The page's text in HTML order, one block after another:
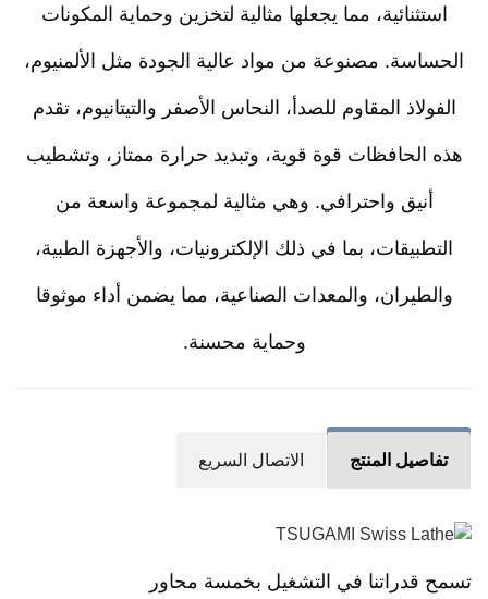
مما يجعلها مثالية لتخزين وحماية المكونات
مصنوعة من مواد عالية الجودة مثل الألمنيوم،
المقاوم للصدأ، النحاس الأصفر والتيتانيوم، تقدم
الحافظات قوة قوية، وتبديد حرارة ممتاز، وتشطيب
أنيق واحترافي. وهي مثالية لمجموعة واسعة من
بما في ذلك الإلكترونيات، والأجهزة الطبية،
والمعدات الصناعية، مما يضمن أداء موثوقا
وحماية محسنة.
المنتج الاتصال السريع
قدراتنا في التشغيل بخمسة محاور